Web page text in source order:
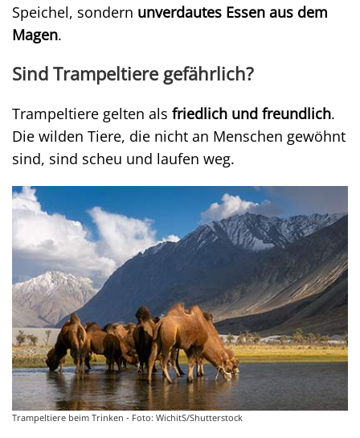
Speichel, sondern unverdautes Essen aus dem
Magen.
Sind Trampeltiere gefährlich?
Trampeltiere gelten als friedlich und freundlich.
Die wilden Tiere, die nicht an Menschen gewöhnt
sind, sind scheu und laufen weg.
Trampeltiere beim Trinken - Foto: WichitS/Shutterstock